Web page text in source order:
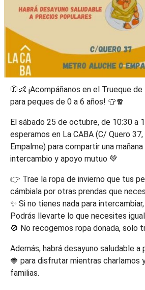
🧥👶 ¡Acompáñanos en el Trueque
para peques de 0 a 6 años! 👕🧣
El sábado 25 de octubre, de 10:30 a
esperamos en La CABA (C/ Quero
Empalme) para compartir una
intercambio y apoyo mutuo 💚
👉 Trae la ropa de invierno que tus
cámbiala por otras prendas que
✨ Si no tienes nada para intercambiar,
Podrás llevarte lo que necesites
🚫 No recogemos ropa donada, solo
Además, habrá desayuno saludable a
🍓 para disfrutar mientras charlamos
familias.